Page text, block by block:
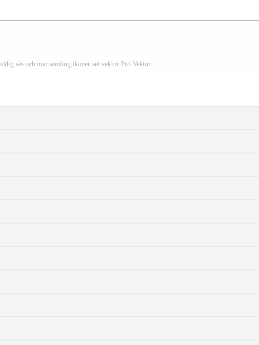
sås och mat samling ikoner set vektor Pro Vektor